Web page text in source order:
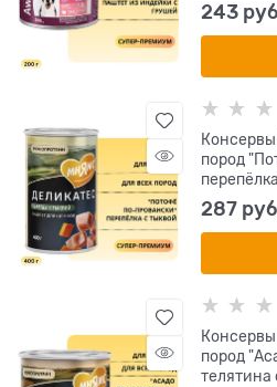
243
пород
287
пород
телятина